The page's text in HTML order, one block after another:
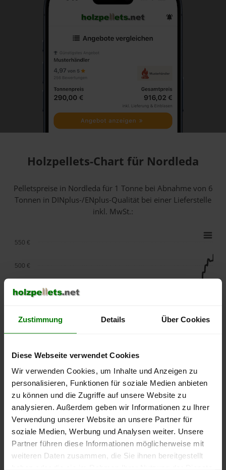
Zustimmung Details Über Cookies
Diese Webseite verwendet Cookies
Wir verwenden Cookies, um Inhalte und Anzeigen zu
personalisieren, Funktionen für soziale Medien anbieten
zu können und die Zugriffe auf unsere Website zu
analysieren. Außerdem geben wir Informationen zu Ihrer
Verwendung unserer Website an unsere Partner für
soziale Medien, Werbung und Analysen weiter. Unsere
Partner führen diese Informationen möglicherweise mit
weiteren Daten zusammen, die Sie ihnen bereitgestellt
Holzpellets-Chart für Nordleda
Pelletspreise in Nordleda für 1 Tonne bei Abnahmevon 6
Tonnen in DINplus-/ENplus-Qualität bei einer Lieferstelle
inkl. MwSt.:
lose Ware
2025
2026
2026
250 €
300 €
350 €
450 €
500 €
550 €
Die aktuelle Preisentwicklung für Holzpellets in Deutschland
können Sie jederzeit auf unsererPelletspreise-Seite
nachvollziehen.